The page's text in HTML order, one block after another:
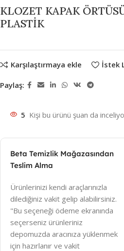
KLOZET KAPAK
PLASTİK
Karşılaştırmaya ekle İstek
Paylaş:
5 Kişi bu ürünü şuan da
Beta Temizlik Mağazasından
Teslim Alma
Ürünlerinizi kendi araçlarınızla
dilediğiniz vakit gelip alabilirsiniz.
"Bu seçeneği ödeme ekranında
seçerseniz ürünleriniz
depomuzda aracınıza yüklenmek
için hazırlanır ve vakit